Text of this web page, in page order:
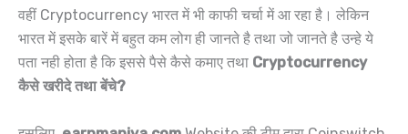
वहीं Cryptocurrency भारत में भी काफी चर्चा में आ रहा है। लेकिन
भारत में इसके बारें में बहुत कम लोग ही जानते है तथा जो जानते है उन्हे ये
पता नही होता है कि इससे पैसे कैसे कमाए तथा Cryptocurrency
कैसे खरीदे तथा बेंचे?